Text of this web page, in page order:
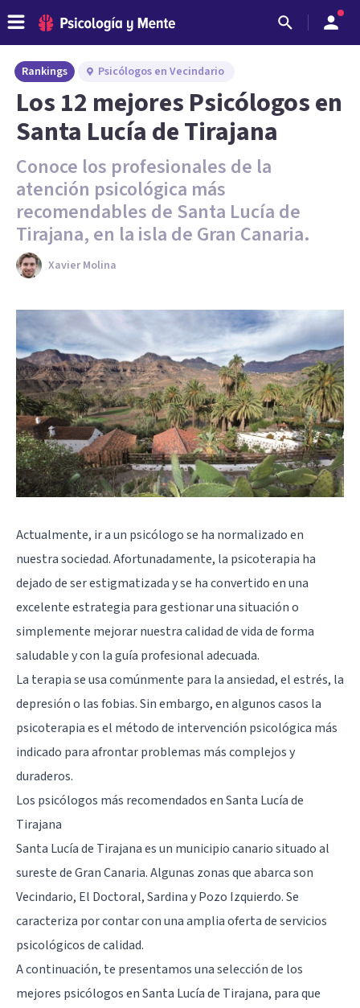
Rankings Psicólogos en Vecindario
Los 12 mejores Psicólogos en
Santa Lucía de Tirajana
Conoce los profesionales de la
atención psicológica más
recomendables de Santa Lucía de
Tirajana, en la isla de Gran Canaria.
Xavier Molina
Actualmente, ir a un psicólogo se ha normalizado en
nuestra sociedad. Afortunadamente, la psicoterapia ha
dejado de ser estigmatizada y se ha convertido en una
excelente estrategia para gestionar una situación o
simplemente mejorar nuestra calidad de vida de forma
saludable y con la guía profesional adecuada.
La terapia se usa comúnmente para la ansiedad, el estrés, la
depresión o las fobias. Sin embargo, en algunos casos la
psicoterapia es el método de intervención psicológica más
indicado para afrontar problemas más complejos y
duraderos.
Los psicólogos más recomendados en Santa Lucía de
Tirajana
Santa Lucía de Tirajana es un municipio canario situado al
sureste de Gran Canaria. Algunas zonas que abarca son
Vecindario, El Doctoral, Sardina y Pozo Izquierdo. Se
caracteriza por contar con una amplia oferta de servicios
psicológicos de calidad.
A continuación, te presentamos una selección de los
mejores psicólogos en Santa Lucía de Tirajana, para que